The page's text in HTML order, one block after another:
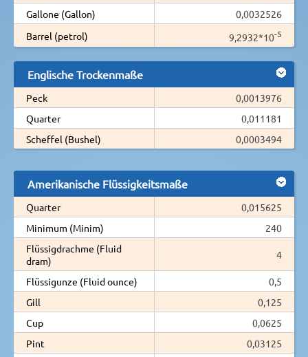
Gallone (Gallon)
0,0032526
Barrel (petrol)
9,2932*10-5
Englische Trockenmaße
Peck
0,0013976
Quarter
0,011181
Scheffel (Bushel)
0,0003494
Amerikanische Flüssigkeitsmaße
Quarter
0,015625
Minimum (Minim)
240
Flüssigdrachme (Fluid
dram)
4
Flüssigunze (Fluid ounce)
0,5
Gill
0,125
Cup
0,0625
Pint
0,03125